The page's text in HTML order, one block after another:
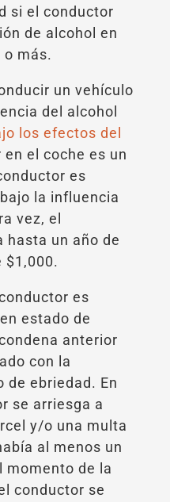
si el conductor
de alcohol en
o más.
un vehículo
del alcohol
los efectos del
el coche es un
es
la influencia
vez, el
hasta un año de
$1,000.
es
estado de
anterior
con la
de ebriedad. En
se arriesga a
y/o una multa
al menos un
momento de la
conductor se